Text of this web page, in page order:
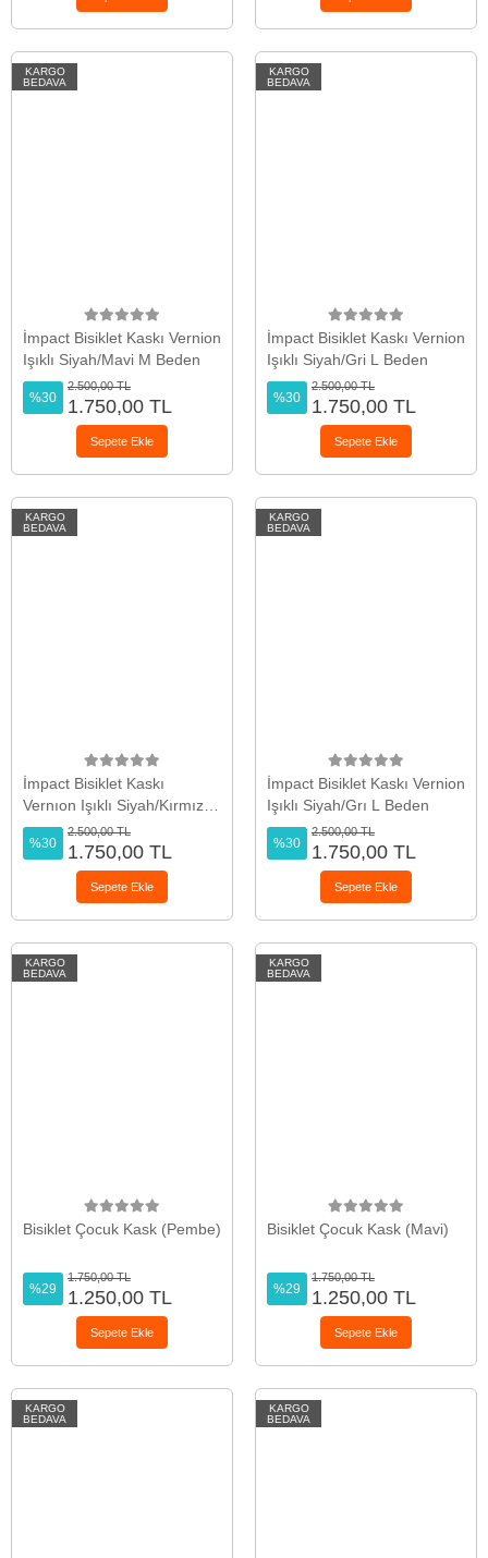
KARGO
BEDAVA
İmpact Bisiklet Kaskı Vernion
Işıklı Siyah/Mavi M Beden
%30
2.500,00 TL
1.750,00 TL
Sepete Ekle
KARGO
BEDAVA
İmpact Bisiklet Kaskı Vernion
Işıklı Siyah/Gri L Beden
%30
2.500,00 TL
1.750,00 TL
Sepete Ekle
KARGO
BEDAVA
İmpact Bisiklet Kaskı
Vernıon Işıklı Siyah/Kırmızı
M Beden
%30
2.500,00 TL
1.750,00 TL
Sepete Ekle
KARGO
BEDAVA
İmpact Bisiklet Kaskı Vernion
Işıklı Siyah/Grı L Beden
%30
2.500,00 TL
1.750,00 TL
Sepete Ekle
KARGO
BEDAVA
Bisiklet Çocuk Kask (Pembe)
%29
1.750,00 TL
1.250,00 TL
Sepete Ekle
KARGO
BEDAVA
Bisiklet Çocuk Kask (Mavi)
%29
1.750,00 TL
1.250,00 TL
Sepete Ekle
KARGO
BEDAVA
KARGO
BEDAVA